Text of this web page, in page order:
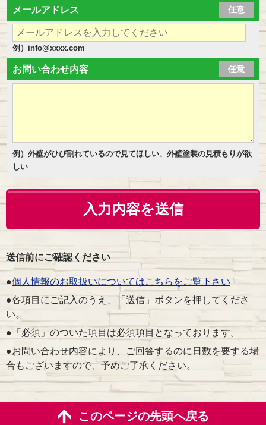
メールアドレス 任意
例）info@xxxx.com
お問い合わせ内容 任意
例）外壁がひび割れているので見てほしい、外壁塗装の見積もりが欲
しい
送信前にご確認ください
●個人情報のお取扱いについてはこちらをご覧下さい
●各項目にご記入のうえ、「送信」ボタンを押してくださ
い。
●「必須」のついた項目は必須項目となっております。
●お問い合わせ内容により、ご回答するのに日数を要する場
合もございますので、予めご了承ください。
このページの先頭へ戻る